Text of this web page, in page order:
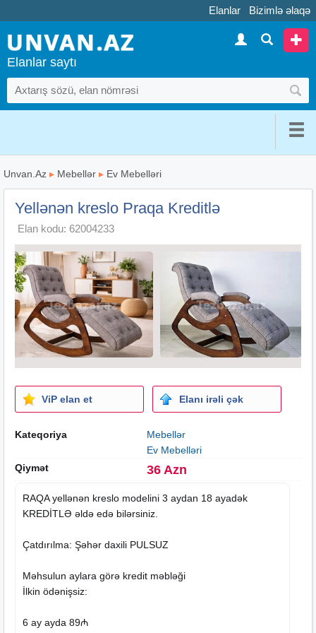
Elanlar Bizimlə əlaqə
Elanlar saytı
Unvan.Az ▸ Mebellər ▸ Ev Mebelləri
Yellənən kreslo Praqa Kreditlə
Elan kodu: 62004233
ViP elan et Elanı irəli çək
Kateqoriya
Mebellər
Ev Mebelləri
Qiymət
36 Azn
RAQA yellənən kreslo modelini 3 aydan 18 ayadək
KREDİTLƏ əldə edə bilərsiniz.
Çatdırılma: Şəhər daxili PULSUZ
Məhsulun aylara görə kredit məbləği
İlkin ödənişsiz:
6 ay ayda 89₼